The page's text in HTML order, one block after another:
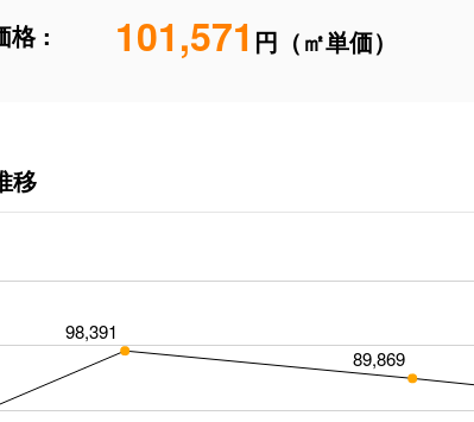
格 : 101,571 円（㎡単価）
移
98,391
89,869